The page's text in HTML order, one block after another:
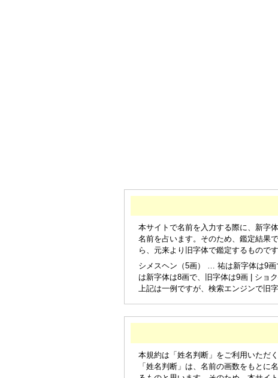
本サイトで名前を入力する際に、新字
名前を占います。そのため、鑑定結果
ら、元来より旧字体で鑑定するもので
シメスヘン（5画） … 祐は新字体は9
は新字体は8画で、旧字体は9画 | ショ
上記は一例ですが、検索エンジンで旧
本規約は「姓名判断」をご利用いただ
「姓名判断」は、名前の画数をもと